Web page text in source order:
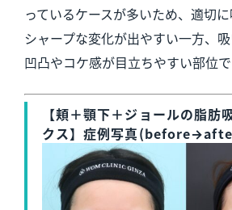
っているケースが多いため、適切
シャープな変化が出やすい一方、
凹凸やコケ感が目立ちやすい部位で
【頬＋顎下＋ジョールの脂肪
クス】症例写真